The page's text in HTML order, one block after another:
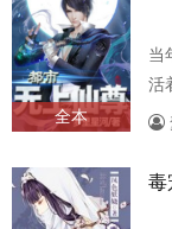
全本
当
活
意
毒